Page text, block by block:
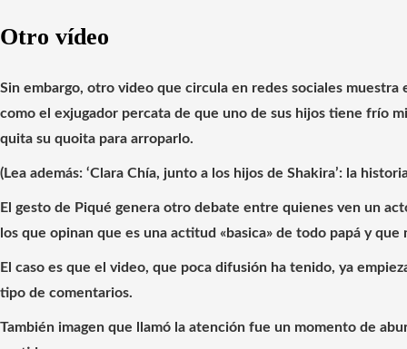
Otro vídeo
Sin embargo, otro video que circula en redes sociales muestra
como el exjugador percata de que uno de sus hijos tiene frío
quita su quoita para arroparlo.
(Lea además: ‘Clara Chía, junto a los hijos de Shakira’: la
El gesto de Piqué genera otro debate entre quienes ven un
los que opinan que es una actitud «basica» de todo papá y que
El caso es que el video, que poca difusión ha tenido, ya
tipo de comentarios.
También imagen que llamó la atención fue un momento de